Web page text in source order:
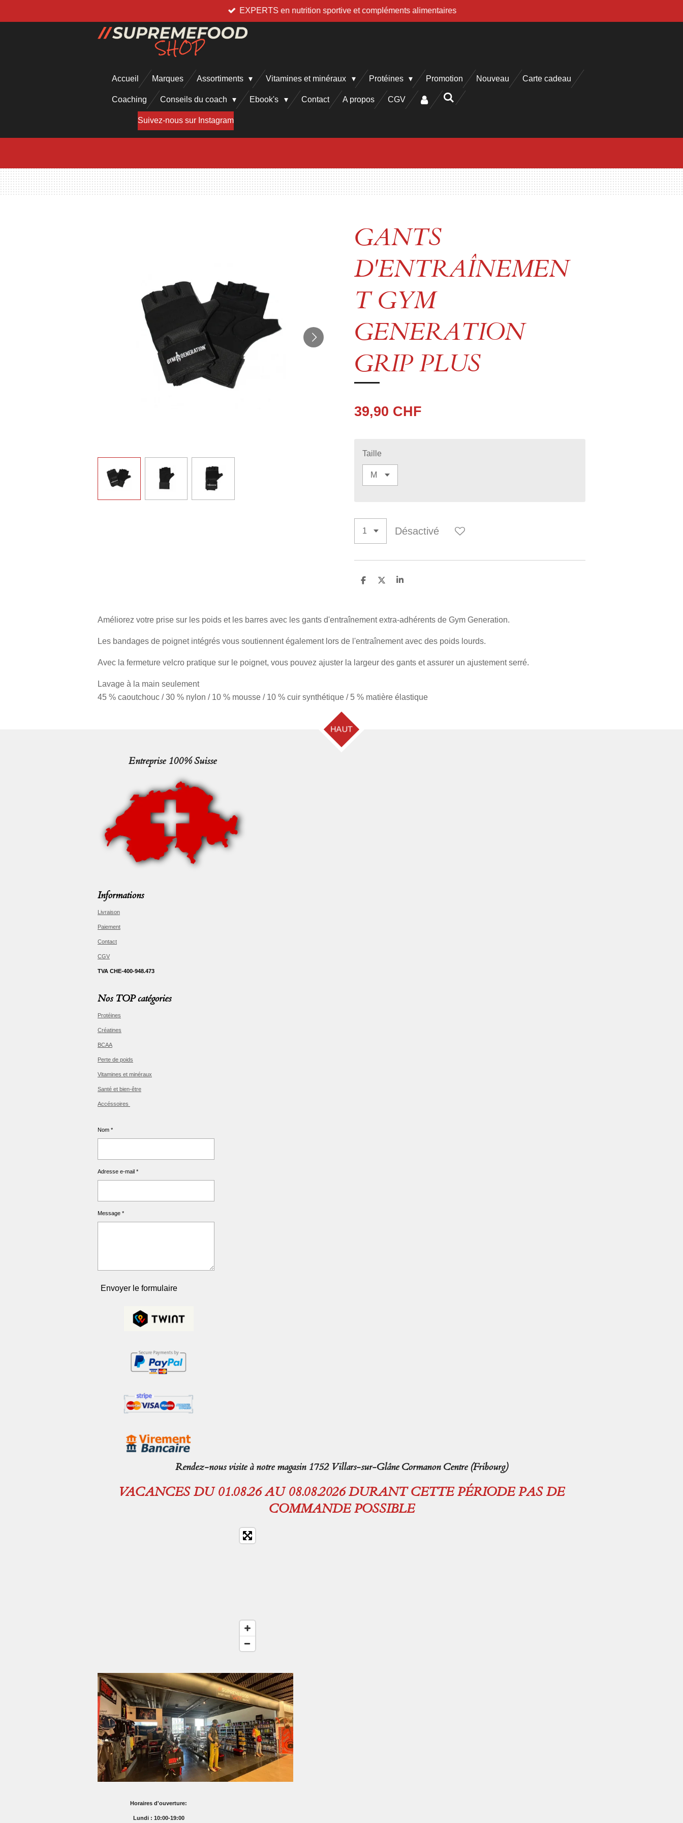
au
EXPERTS en nutrition sportive et compléments alimentaires
Accueil Marques Assortiments Vitamines et minéraux Protéines Promotion Nouveau Carte cadeau
Coaching Conseils du coach Ebook's Contact A propos CGV
Suivez-nous sur Instagram
GANTS
D'ENTRAÎNEMEN
T GYM
GENERATION
GRIP PLUS
39,90 CHF
Taille
Désactivé
P
g
r
P
g
r
P
g
r
Améliorez votre prise sur les poids et les barres avec les gants d'entraînement extra-adhérents de Gym Generation.
Les bandages de poignet intégrés vous soutiennent également lors de l'entraînement avec des poids lourds.
Avec la fermeture velcro pratique sur le poignet, vous pouvez ajuster la largeur des gants et assurer un ajustement serré.
Lavage à la main seulement
45 % caoutchouc / 30 % nylon / 10 % mousse / 10 % cuir synthétique / 5 % matière élastique
HAUT
Entreprise 100% Suisse
Informations
Livraison
Paiement
Contact
CGV
TVA CHE-400-948.473
Nos TOP catégories
Protéines
Créatines
BCAA
Perte de poids
Vitamines et minéraux
Santé et bien-être
Accéssoires
Nom *
Adresse e-mail *
Message *
Envoyer le formulaire
Rendez-nous visite à notre magasin 1752 Villars-sur-Glâne Cormanon Centre (Fribourg)
VACANCES DU 01.08.26 AU 08.08.2026 DURANT CETTE PÉRIODE PAS DE
COMMANDE POSSIBLE
Horaires d'ouverture:
Lundi : 10:00-19:00